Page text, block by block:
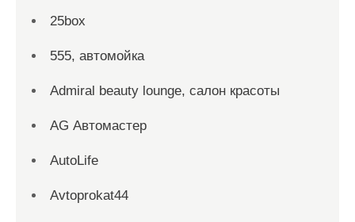
25box
555, автомойка
Admiral beauty lounge, салон красоты
AG Автомастер
AutoLife
Avtoprokat44